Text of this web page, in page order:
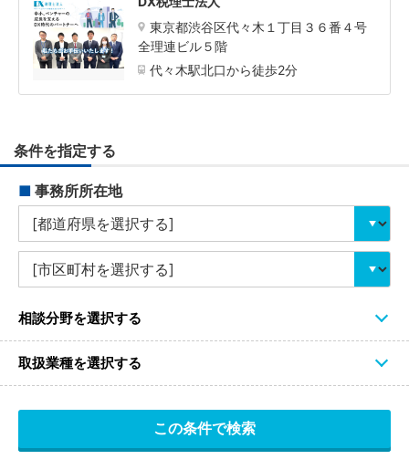
東京都渋谷区代々木１丁目３６番４号
全理連ビル５階
代々木駅北口から徒歩2分
条件を指定する
■ 事務所所在地
相談分野を選択する
取扱業種を選択する